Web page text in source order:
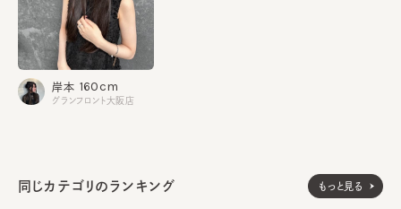
素材
本体：ラフィア100%
飾り部分：ナイロン100%
生産国 made in JAPAN
同じカテゴリのランキング もっと見る
岸本 160cm
グランフロント大阪店